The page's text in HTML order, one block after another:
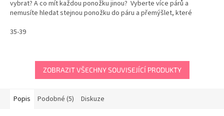
hvězdiček.
vybrat? A co mít každou ponožku jinou? Vyberte více párů a
nemusíte hledat stejnou ponožku do páru a přemýšlet, které
35-39
ZOBRAZIT VŠECHNY SOUVISEJÍCÍ PRODUKTY
Popis Podobné (5) Diskuze